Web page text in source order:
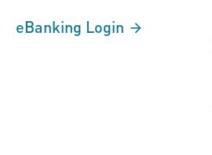
eBanking Login